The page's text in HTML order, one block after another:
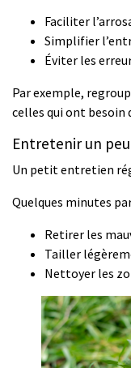
Faciliter
Simplifier
Éviter les
Par exemple,
celles qui ont besoin
Entretenir un
Un petit entretien
Quelques minutes
Retirer les
Tailler
Nettoyer les